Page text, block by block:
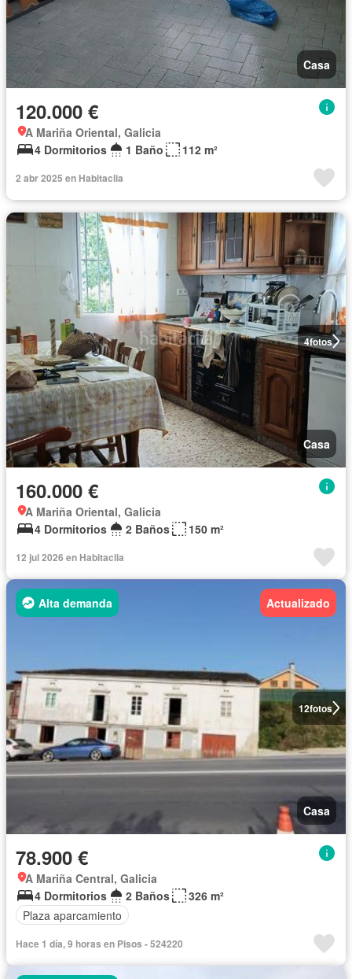
Casa
120.000 €
A Mariña Oriental, Galicia
4 Dormitorios
1 Baño 112 m²
2 abr 2025 en Habitaclia
4fotos
Casa
160.000 €
A Mariña Oriental, Galicia
4 Dormitorios
2 Baños 150 m²
12 jul 2026 en Habitaclia
12fotos
Alta demanda Actualizado
Casa
78.900 €
A Mariña Central, Galicia
4 Dormitorios
2 Baños
326 m²
Plaza aparcamiento
Hace 1 día, 9 horas en Pisos - 524220